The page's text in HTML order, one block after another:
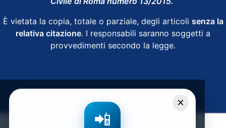
È vietata la copia, totale o parziale, degli articoli senza la
relativa citazione. I responsabili saranno soggetti a
provvedimenti secondo la legge.
×
📲Condividi